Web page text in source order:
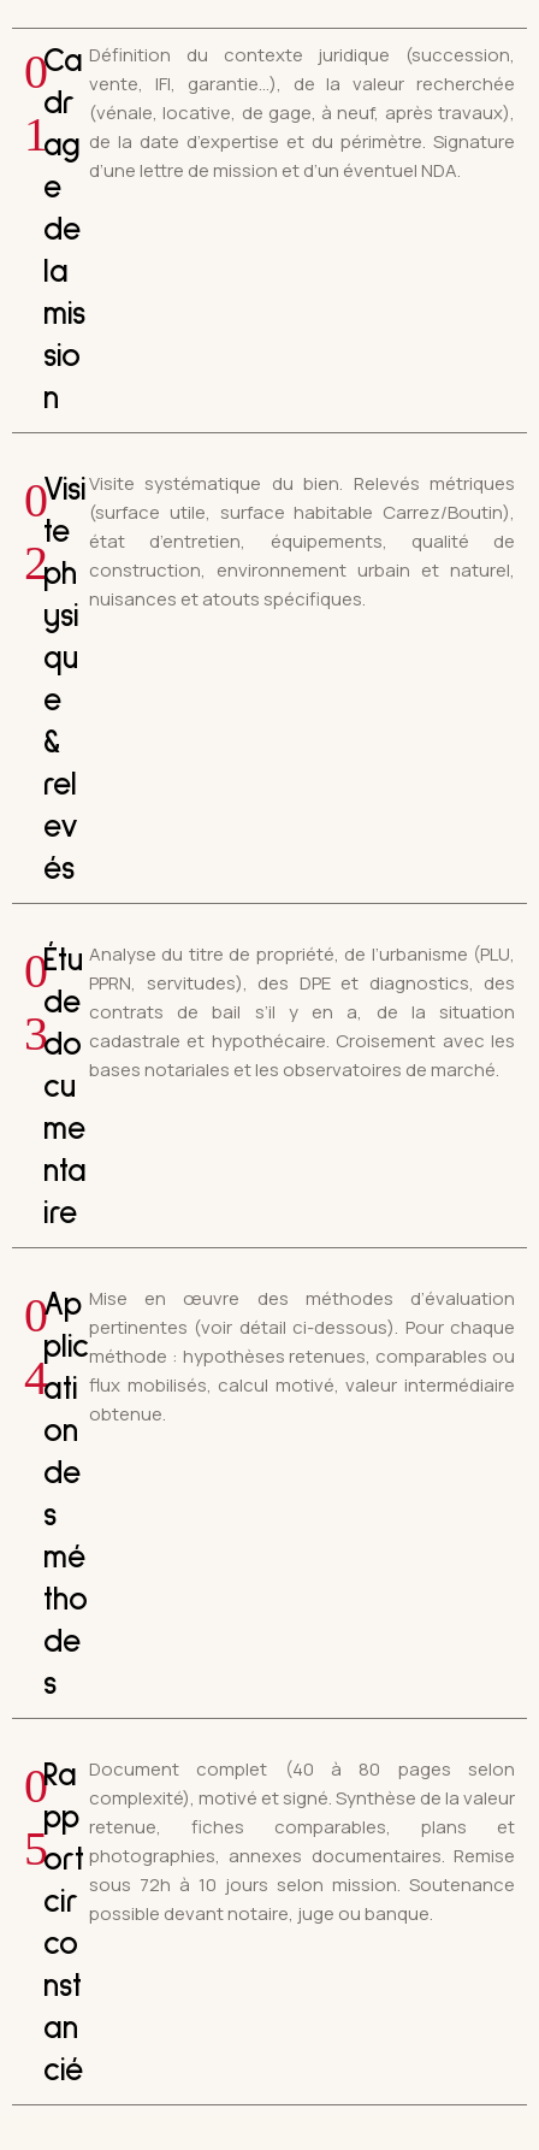
0
1
Ca
dr
ag
e
de
la
mis
sio
n
Définition du contexte juridique (succession,
vente, IFI, garantie…), de la valeur recherchée
(vénale, locative, de gage, à neuf, après travaux),
de la date d’expertise et du périmètre. Signature
d’une lettre de mission et d’un éventuel NDA.
0
2
Visi
te
ph
ysi
qu
e
&
rel
ev
és
Visite systématique du bien. Relevés métriques
(surface utile, surface habitable Carrez/Boutin),
état d’entretien, équipements, qualité de
construction, environnement urbain et naturel,
nuisances et atouts spécifiques.
0
3
Étu
de
do
cu
me
nta
ire
Analyse du titre de propriété, de l’urbanisme (PLU,
PPRN, servitudes), des DPE et diagnostics, des
contrats de bail s’il y en a, de la situation
cadastrale et hypothécaire. Croisement avec les
bases notariales et les observatoires de marché.
0
4
Ap
plic
ati
on
de
s
mé
tho
de
s
Mise en œuvre des méthodes d’évaluation
pertinentes (voir détail ci-dessous). Pour chaque
méthode : hypothèses retenues, comparables ou
flux mobilisés, calcul motivé, valeur intermédiaire
obtenue.
0
5
Ra
pp
ort
cir
co
nst
an
cié
Document complet (40 à 80 pages selon
complexité), motivé et signé. Synthèse de la valeur
retenue, fiches comparables, plans et
photographies, annexes documentaires. Remise
sous 72h à 10 jours selon mission. Soutenance
possible devant notaire, juge ou banque.